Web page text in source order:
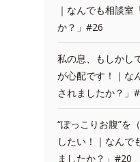
｜なんでも相談室
か？」#26
私の息、もしかし
が心配です！｜な
されましたか？」
“ぽっこりお腹”を
したい！｜なんで
ましたか？」#20